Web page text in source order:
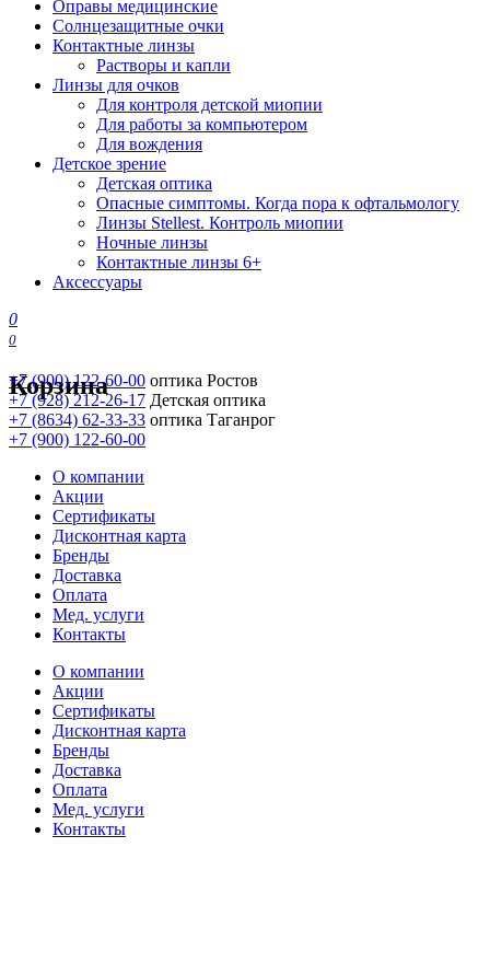
Оправы медицинские
Солнцезащитные очки
Контактные линзы
Растворы и капли
Линзы для очков
Для контроля детской миопии
Для работы за компьютером
Для вождения
Детское зрение
Детская оптика
Опасные симптомы. Когда пора к офтальмологу
Линзы Stellest. Контроль миопии
Ночные линзы
Контактные линзы 6+
Аксессуары
0
0
Корзина
+7 (900) 122-60-00 оптика Ростов
+7 (928) 212-26-17 Детская оптика
+7 (8634) 62-33-33 оптика Таганрог
+7 (900) 122-60-00
О компании
Акции
Сертификаты
Дисконтная карта
Бренды
Доставка
Оплата
Мед. услуги
Контакты
О компании
Акции
Сертификаты
Дисконтная карта
Бренды
Доставка
Оплата
Мед. услуги
Контакты